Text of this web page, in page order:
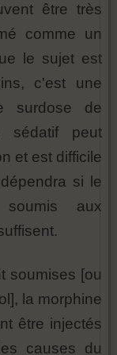
être très
comme un
le sujet est
c'est une
surdose de
sédatif peut
et est difficile
si le
aux
soumises [ou
la morphine
être injectés
causes du